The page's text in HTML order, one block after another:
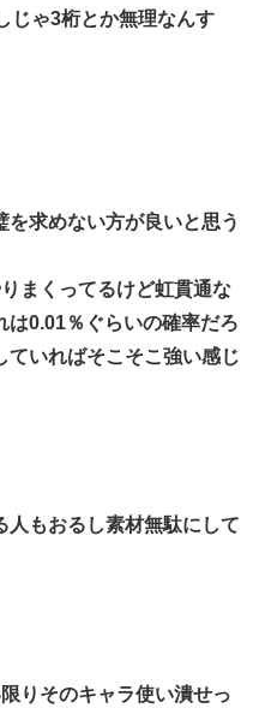
じゃ3桁とか無理なんす
求めない方が良いと思う
まくってるけど虹貫通な
は0.01％ぐらいの確率だろ
ていればそこそこ強い感じ
人もおるし素材無駄にして
りそのキャラ使い潰せっ